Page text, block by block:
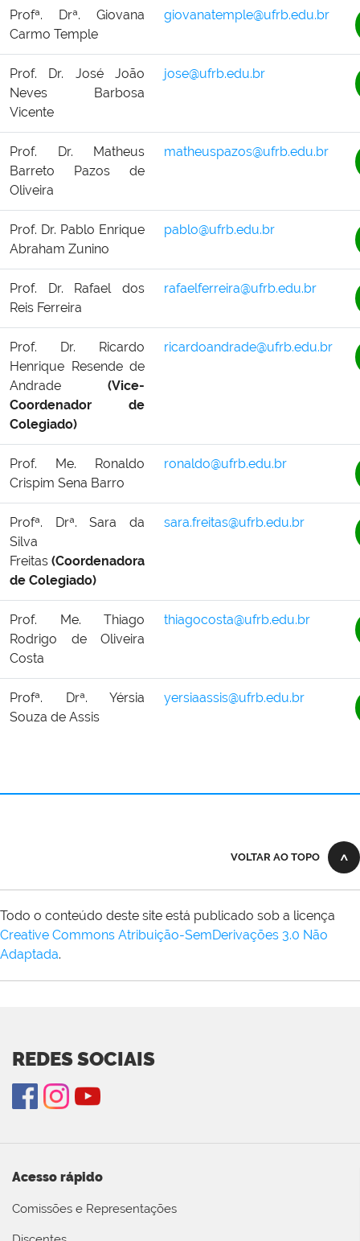
Profª. Drª. Giovana
Carmo Temple
giovanatemple@ufrb.edu.br
Prof. Dr. José João
Neves Barbosa
Vicente
jose@ufrb.edu.br
Prof. Dr. Matheus
Barreto Pazos de
Oliveira
matheuspazos@ufrb.edu.br
Prof. Dr. Pablo Enrique
Abraham Zunino
pablo@ufrb.edu.br
Prof. Dr. Rafael dos
Reis Ferreira
rafaelferreira@ufrb.edu.br
Prof. Dr. Ricardo
Henrique Resende de
Andrade (Vice-
Coordenador de
Colegiado)
ricardoandrade@ufrb.edu.br
Prof. Me. Ronaldo
Crispim Sena Barro
ronaldo@ufrb.edu.br
Profª. Drª. Sara da
Silva
Freitas (Coordenadora
de Colegiado)
sara.freitas@ufrb.edu.br
Prof. Me. Thiago
Rodrigo de Oliveira
Costa
thiagocosta@ufrb.edu.br
Profª. Drª. Yérsia
Souza de Assis
yersiaassis@ufrb.edu.br
VOLTAR AO TOPO
Todo o conteúdo deste site está publicado sob a licença
Creative Commons Atribuição-SemDerivações 3.0 Não
Adaptada.
REDES SOCIAIS
Acesso rápido
Comissões e Representações